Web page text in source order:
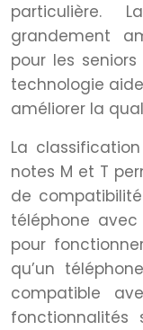
particulière.
grandement
pour les
technologie
améliorer la
La
notes M et T
de
téléphone
pour
qu’un
compatible
fonctionnalités